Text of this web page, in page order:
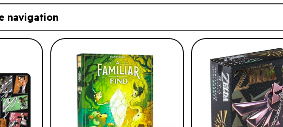
navigation
Votre historique de navigation.